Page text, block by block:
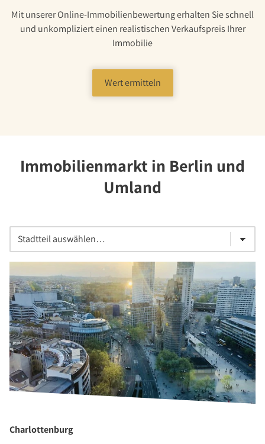
Kundenbewertungen
Stellenangebote
Mit unserer Online-Immobilienbewertung erhalten Sie schnell
und unkompliziert einen realistischen Verkaufspreis Ihrer
Immobilie
Wert ermitteln
Immobilienmarkt in Berlin und
Umland
Charlottenburg